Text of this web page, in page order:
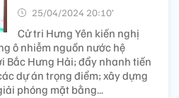
25/04/2024 20:10’
Cử tri Hưng Yên kiến nghị
ô nhiễm nguồn nước hệ
Bắc Hưng Hải; đẩy nhanh tiến
dự án trọng điểm; xây dựng
phóng mặt bằng...